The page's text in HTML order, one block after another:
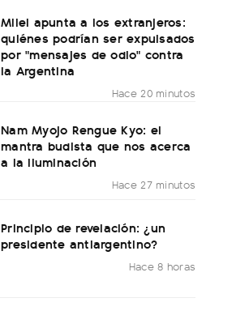
Milei apunta a los extranjeros:
quiénes podrían ser expulsados
por "mensajes de odio" contra
la Argentina
Hace 20 minutos
Nam Myojo Rengue Kyo: el
mantra budista que nos acerca
a la iluminación
Hace 27 minutos
Principio de revelación: ¿un
presidente antiargentino?
Hace 8 horas